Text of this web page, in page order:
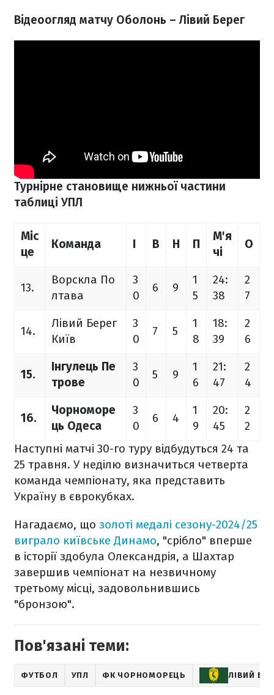
Відеоогляд матчу Оболонь – Лівий Берег
Турнірне становище нижньої частини
таблиці УПЛ
Міс
це
Команда І В Н П
М'я
чі
О
13.
Ворскла По
лтава
3
0
6 9
1
5
24:
38
2
7
14.
Лівий Берег
Київ
3
0
7 5
1
8
18:
39
2
6
15.
Інгулець Пе
трове
3
0
5 9
1
6
21:
47
2
4
16.
Чорноморе
ць Одеса
3
0
6 4
1
9
20:
45
2
2
Наступні матчі 30-го туру відбудуться 24 та
25 травня. У неділю визначиться четверта
команда чемпіонату, яка представить
Україну в єврокубках.
Нагадаємо, що золоті медалі сезону-2024/25
виграло київське Динамо, "срібло" вперше
в історії здобула Олександрія, а Шахтар
завершив чемпіонат на незвичному
третьому місці, задовольнившись
"бронзою".
Пов'язані теми:
ФУТБОЛ УПЛ ФК ЧОРНОМОРЕЦЬ ЛІВИЙ